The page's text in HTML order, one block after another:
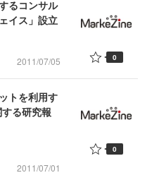
るコンサル
イス」設立
2011/07/05 0
トを利用す
る研究報
2011/07/01
0